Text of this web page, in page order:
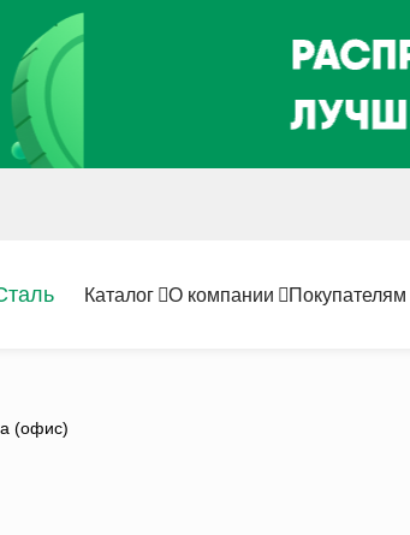
Каталог О компании Покупателям
(офис)